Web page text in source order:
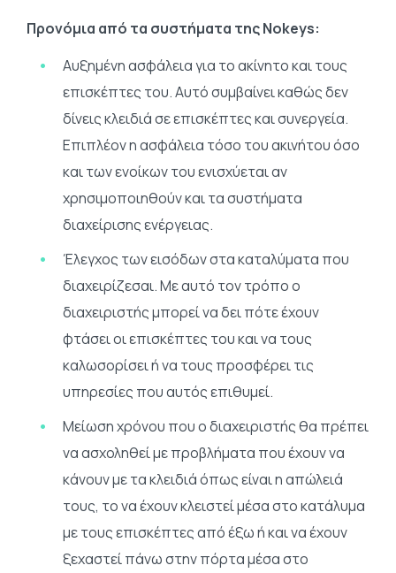
Προνόμια από τα συστήματα της Nokeys:
Αυξημένη ασφάλεια για το ακίνητο και τους
επισκέπτες του. Αυτό συμβαίνει καθώς δεν
δίνεις κλειδιά σε επισκέπτες και συνεργεία.
Επιπλέον η ασφάλεια τόσο του ακινήτου όσο
και των ενοίκων του ενισχύεται αν
χρησιμοποιηθούν και τα συστήματα
διαχείρισης ενέργειας.
Έλεγχος των εισόδων στα καταλύματα που
διαχειρίζεσαι. Με αυτό τον τρόπο ο
διαχειριστής μπορεί να δει πότε έχουν
φτάσει οι επισκέπτες του και να τους
καλωσορίσει ή να τους προσφέρει τις
υπηρεσίες που αυτός επιθυμεί.
Μείωση χρόνου που ο διαχειριστής θα πρέπει
να ασχοληθεί με προβλήματα που έχουν να
κάνουν με τα κλειδιά όπως είναι η απώλειά
τους, το να έχουν κλειστεί μέσα στο κατάλυμα
με τους επισκέπτες από έξω ή και να έχουν
ξεχαστεί πάνω στην πόρτα μέσα στο